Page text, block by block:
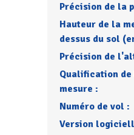
Précision de la
Hauteur de la
dessus du sol
Précision de
Qualification
mesure :
Numéro de vol :
Version